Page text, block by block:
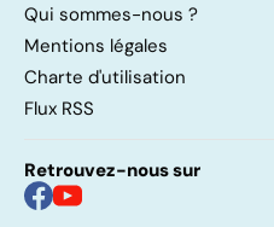
Qui sommes-nous ?
Mentions légales
Charte d'utilisation
Flux RSS
Retrouvez-nous sur